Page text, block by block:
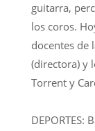
guitarra,
los coros.
docentes de
(directora) y
Torrent y
DEPORTES: